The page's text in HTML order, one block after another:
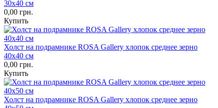
30х40 см
0,00 грн.
Купить
Холст на подрамнике ROSA Gallery хлопок среднее зерно
40х40 см
0,00 грн.
Купить
Холст на подрамнике ROSA Gallery хлопок среднее зерно